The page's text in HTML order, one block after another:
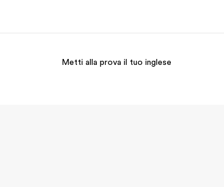
Metti alla prova il tuo inglese